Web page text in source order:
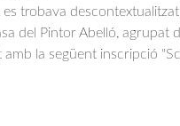
trobava descontextualitzat
del Pintor Abelló, agrupat
amb la següent inscripció